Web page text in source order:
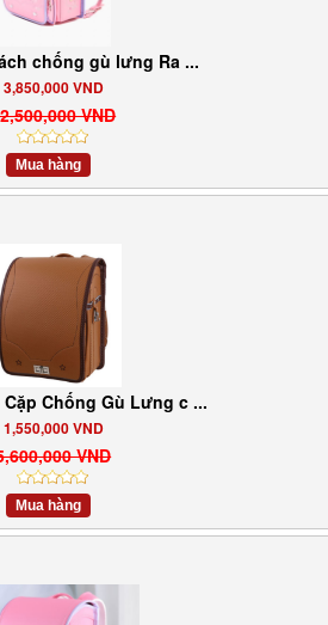
chống gù lưng Ra ...
3,850,000 VND
VND
Mua hàng
Chống Gù Lưng c ...
1,550,000 VND
VND
Mua hàng